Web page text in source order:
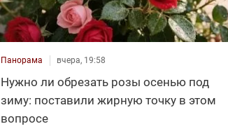
Панорама вчера, 19:58
Нужно ли обрезать розы осенью под
зиму: поставили жирную точку в этом
вопросе